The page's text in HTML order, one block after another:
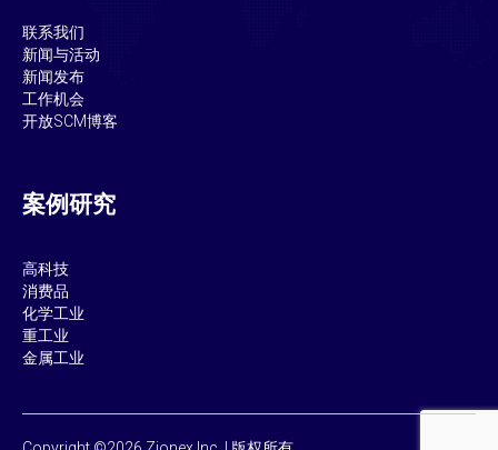
联系我们
新闻与活动
新闻发布
工作机会
开放SCM博客
案例研究
高科技
消费品
化学工业
重工业
金属工业